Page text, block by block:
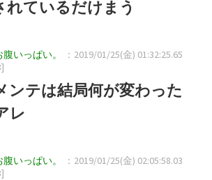
れているだけまう
いっぱい。
：2019/01/25(金) 01:32:25.65
ンテは結局何が変わった
レ
いっぱい。
：2019/01/25(金) 02:05:58.03